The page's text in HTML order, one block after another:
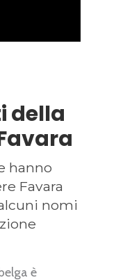
della
hanno
Favara
nomi
è